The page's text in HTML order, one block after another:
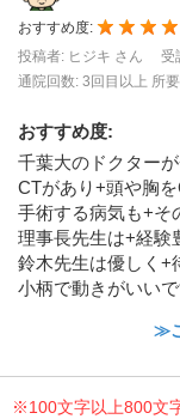
おすすめ度:
投稿者: ヒジキ さん 受
通院回数: 3回目以上 所
おすすめ度:
千葉大のドクター
CTがあり+頭や胸
手術する病気も+そ
理事長先生は+経験
鈴木先生は優しく+
小柄で動きがいい
≫
※100文字以上800文